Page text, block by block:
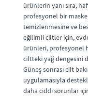
ürünlerin yanı sıra,
profesyonel bir
temizlenmesine ve
eğilimli ciltler için,
ürünleri, profesyonel
ciltteki yağ dengesini
Güneş sonrası cilt
uygulamasıyla
daha ciddi sorunlar